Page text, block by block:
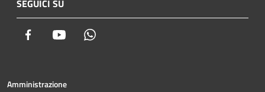
SEGUICI SU
Facebook Youtube
Amministrazione